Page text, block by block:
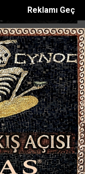
Reklamı Geç
Bakan Kurumun